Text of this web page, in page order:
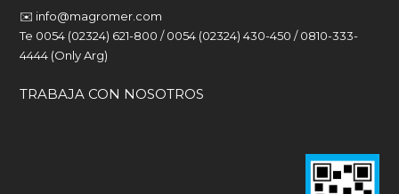
✉️ info@magromer.com
Te 0054 (02324) 621-800 / 0054 (02324) 430-450 / 0810-333-
4444 (Only Arg)
TRABAJA CON NOSOTROS